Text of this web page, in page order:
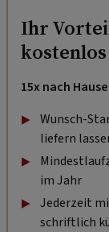
Ihr
kostenlos
15x nach
Wunsch-
liefern
im Jahr
Jederzeit
schriftlich